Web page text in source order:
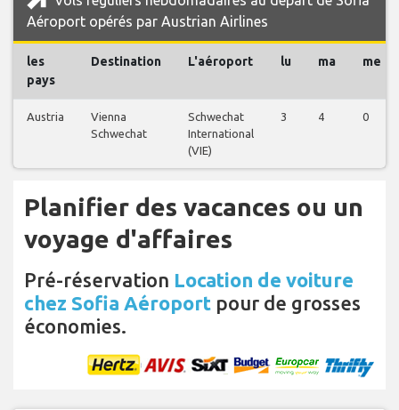
Aéroport opérés par Austrian Airlines
les
pays
Destination L'aéroport lu ma me
Austria
Vienna
Schwechat
Schwechat
International
(VIE)
3 4 0
Planifier des vacances ou un
voyage d'affaires
Pré-réservation Location de voiture
chez Sofia Aéroport pour de grosses
économies.